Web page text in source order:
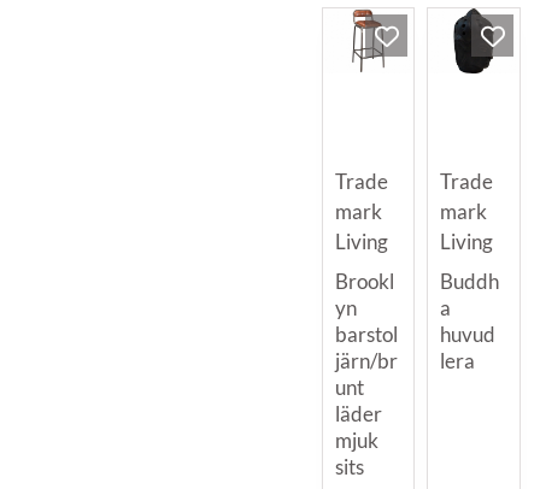
Trade
mark
Living
Brookl
yn
barstol
järn/br
unt
läder
mjuk
sits
Trade
mark
Living
Buddh
a
huvud
lera